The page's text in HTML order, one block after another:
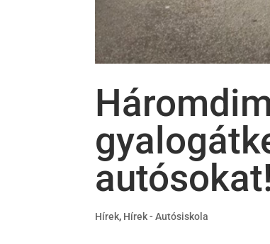
autósokat!
Hírek, Hírek - Autósiskola